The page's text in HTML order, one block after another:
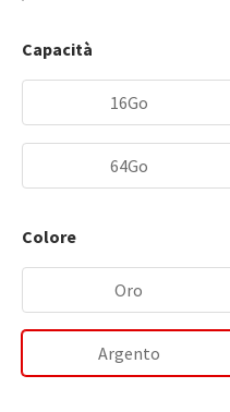
Capacità
16Go
64Go
Colore
Oro
Argento